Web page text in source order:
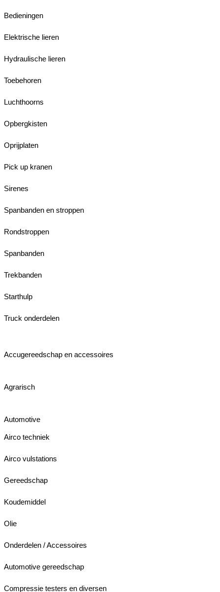
Bedieningen
Elektrische lieren
Hydraulische lieren
Toebehoren
Luchthoorns
Opbergkisten
Oprijplaten
Pick up kranen
Sirenes
Spanbanden en stroppen
Rondstroppen
Spanbanden
Trekbanden
Starthulp
Truck onderdelen
Accugereedschap en accessoires
Agrarisch
Automotive
Airco techniek
Airco vulstations
Gereedschap
Koudemiddel
Olie
Onderdelen / Accessoires
Automotive gereedschap
Compressie testers en diversen